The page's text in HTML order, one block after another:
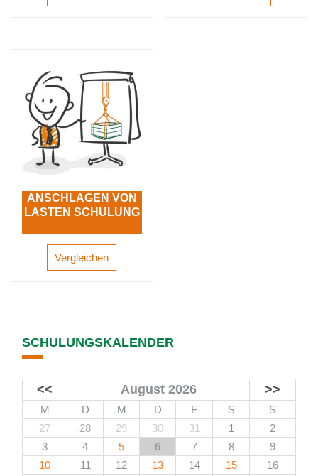
ANSCHLAGEN VON
LASTEN SCHULUNG
Vergleichen
SCHULUNGSKALENDER
<< August 2026 >>
M D M D F S
S
27
28 29 30 31 1
2
3
4 5 6 7 8
9
10
11 12 13 14 15
16